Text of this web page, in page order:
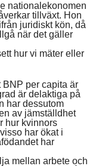
nationalekonomen
tillväxt. Hon
juridiskt kön, då
när det gäller
hur vi mäter eller
BNP per capita är
är delaktiga på
har dessutom
av jämställdhet
hur kvinnors
har ökat i
har
mellan arbete och